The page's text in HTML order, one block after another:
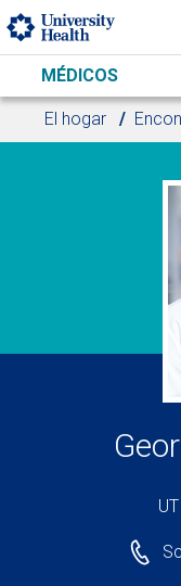
Skip to main content
MÉDICOS
El hogar